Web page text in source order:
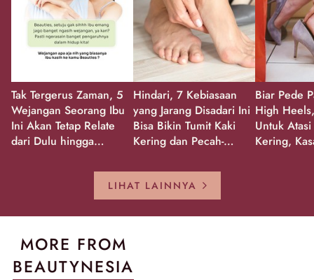
Tak Tergerus Zaman, 5
Wejangan Seorang Ibu
Ini Akan Tetap Relate
dari Dulu hingga
Hindari, 7 Kebiasaan
yang Jarang Disadari Ini
Bisa Bikin Tumit Kaki
Kering dan Pecah-
Biar Pede
High
Untuk
Kering,
LIHAT LAINNYA
MORE FROM
BEAUTYNESIA